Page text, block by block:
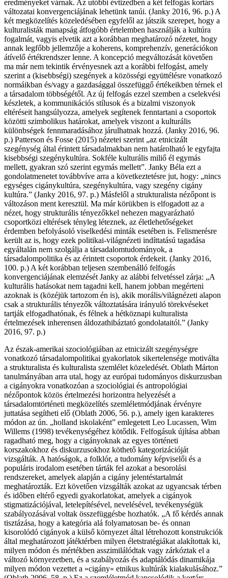
eredményeket várnak. Az utóbbi évtizedben a két felfogás kortárs
változatai konvergenciájának lehetünk tanúi. (Janky 2016, 96. p.) A
két megközelítés közeledésében egyfelől az játszik szerepet, hogy a
kulturalisták manapság átfogóbb értelemben használják a kultúra
fogalmát, vagyis elvetik azt a korábban meghatározó nézetet, hogy
annak legfőbb jellemzője a koherens, komprehenzív, generációkon
átívelő értékrendszer lenne. A koncepció megváltozását követően
ma már nem tekintik érvényesnek azt a korábbi felfogást, amely
szerint a (kisebbségi) szegények a közösségi együttélésre vonatkozó
normáikban és/vagy a gazdasággal összefüggő értékeikben térnek el
a társadalom többségétől. Az új felfogás ezzel szemben a cselekvési
készletek, a kommunikációs stílusok és a bizalmi viszonyok
eltéréseit hangsúlyozza, amelyek segítenek fenntartani a csoportok
közötti szimbolikus határokat, amelyek viszont a kulturális
különbségek fennmaradásához járulhatnak hozzá. (Janky 2016, 96.
p.) Patterson és Fosse (2015) nézetei szerint „az etnicizált
szegénység által érintett társadalmakban nem határolható le egyfajta
kisebbségi szegénykultúra. Sokféle kulturális miliő él egymás
mellett, gyakran szó szerint egymás mellett”. Janky Béla ezt a
gondolatmenetet továbbvíve arra a következtetésre jut, hogy: „nincs
egységes cigánykultúra, szegénykultúra, vagy szegény cigány
kultúra.” (Janky 2016, 97. p.) Másfelől a strukturalista nézőpont is
változáson ment keresztül. Ma már körükben is elfogadott az a
nézet, hogy strukturális tényezőkkel nehezen magyarázható
csoportközi eltérések tényleg léteznek, az életlehetőségeket
érdemben befolyásoló viselkedési minták esetében is. Felismerésre
került az is, hogy ezek politikai-világnézeti indíttatású tagadása
egyáltalán nem szolgálja a társadalomtudományok, a
társadalompolitika és az érintett csoportok érdekeit. (Janky 2016,
100. p.) A két korábban teljesen szembenálló felfogás
konvergenciájának elemzését Janky az alábbi felvetéssel zárja: „A
kulturális hatásokat nem tagadni kell, hanem jobban megérteni
azoknak is (közéjük tartozom én is), akik morális/világnézeti alapon
csak a strukturális tényezők változtatására irányuló törekvéseket
tartják elfogadhatónak, és félnek a hétköznapi kulturalista
értelmezések inherensen áldozathibáztató gondolataitól.” (Janky
2016, 97. p.)
Az észak-amerikai szociológiában az etnicizált szegénységre
vonatkozó társadalompolitikai gyakorlatok sikertelensége motiválta
a strukturalista és kulturalista szemlélet közeledését. Oblath Márton
tanulmányában arra utal, hogy az európai tudományos diskurzusban
a cigányokra vonatkozóan a szociológiai és antropológiai
nézőpontok közös értelmezési horizontra helyezését a
társadalomtörténeti megközelítés szemléletmódjának érvényre
juttatása segítheti elő (Oblath 2006, 56. p.), amely igen karakteres
módon az ún. „holland iskolaként” emlegetett Leo Lucassen, Wim
Willems (1998) tevékenységéhez kötődik. Felfogásuk újítása abban
ragadható meg, hogy a cigányoknak az egyes történeti
korszakokhoz és diskurzusokhoz köthető kategorizációját
vizsgálták. A hatóságok, a folklór, a tudomány képviselői és a
populáris irodalom esetében tárták fel azokat a besorolási
rendszereket, amelyek alapján a cigány jelentéstartalmát
meghatározták. Ezt követően vizsgálták azokat az ugyancsak térben
és időben eltérő egyedi gyakorlatokat, amelyek a cigányok
stigmatizációjával, letelepítésével, nevelésével, tevékenységük
szabályozásával voltak összefüggésbe hozhatók. „A fő kérdés annak
tisztázása, hogy a kategória alá folyamatosan be- és onnan
kisorolódó cigányok a külső környezet által létrehozott konstrukciók
által meghatározott játéktérben milyen életstratégiákat alakítottak ki,
milyen módon és mértékben asszimilálódtak vagy zárkóztak el a
változó környezetben, és a szabályozás és adaptálódás dinamikája
milyen módon vezettet a »cigány« etnikus kultúrák kialakulásához.”